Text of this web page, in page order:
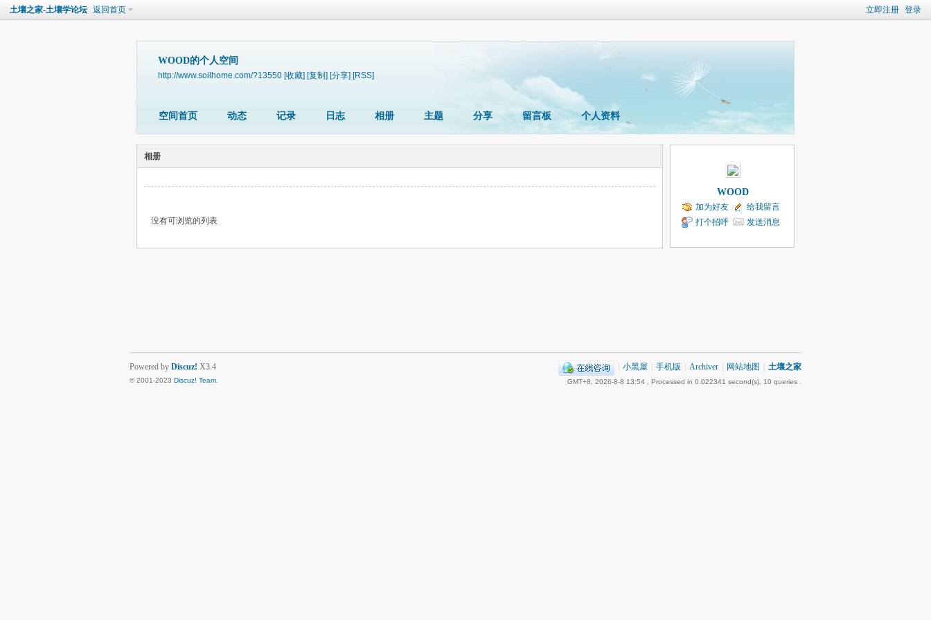
立即注册 登录
土壤之家-土壤学论坛 返回首页
WOOD的个人空间
http://www.soilhome.com/?13550 [收藏] [复制] [分享] [RSS]
空间首页 动态 记录 日志 相册 主题 分享 留言板 个人资料
相册
没有可浏览的列表
WOOD
加为好友
给我留言
打个招呼
发送消息
小黑屋 手机版 Archiver 网站地图 土壤之家
GMT+8, 2026-8-8 13:54 , Processed in 0.022341 second(s), 10 queries .
Powered by Discuz! X3.4
© 2001-2023 Discuz! Team